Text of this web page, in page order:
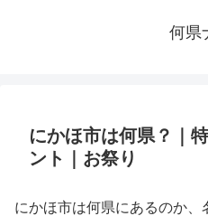
何県
にかほ市は何県？｜
ント｜お祭り
にかほ市は何県にあるのか